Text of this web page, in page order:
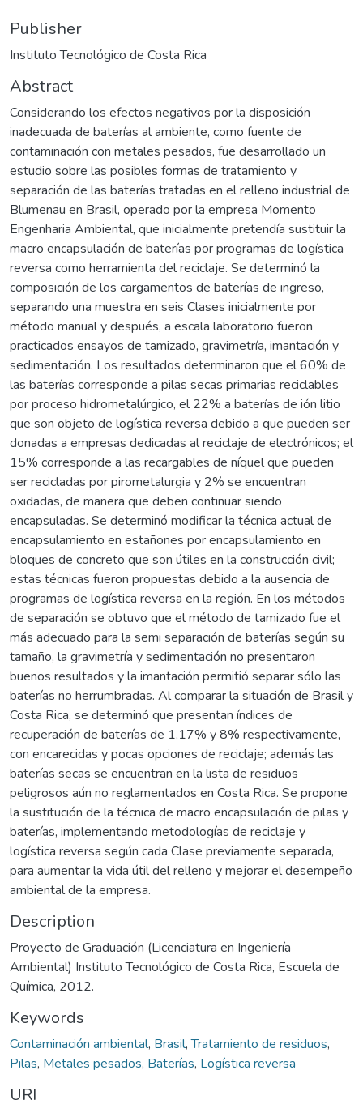
Publisher
Instituto Tecnológico de Costa Rica
Abstract
Considerando los efectos negativos por la disposición
inadecuada de baterías al ambiente, como fuente de
contaminación con metales pesados, fue desarrollado un
estudio sobre las posibles formas de tratamiento y
separación de las baterías tratadas en el relleno industrial de
Blumenau en Brasil, operado por la empresa Momento
Engenharia Ambiental, que inicialmente pretendía sustituir la
macro encapsulación de baterías por programas de logística
reversa como herramienta del reciclaje. Se determinó la
composición de los cargamentos de baterías de ingreso,
separando una muestra en seis Clases inicialmente por
método manual y después, a escala laboratorio fueron
practicados ensayos de tamizado, gravimetría, imantación y
sedimentación. Los resultados determinaron que el 60% de
las baterías corresponde a pilas secas primarias reciclables
por proceso hidrometalúrgico, el 22% a baterías de ión litio
que son objeto de logística reversa debido a que pueden ser
donadas a empresas dedicadas al reciclaje de electrónicos; el
15% corresponde a las recargables de níquel que pueden
ser recicladas por pirometalurgia y 2% se encuentran
oxidadas, de manera que deben continuar siendo
encapsuladas. Se determinó modificar la técnica actual de
encapsulamiento en estañones por encapsulamiento en
bloques de concreto que son útiles en la construcción civil;
estas técnicas fueron propuestas debido a la ausencia de
programas de logística reversa en la región. En los métodos
de separación se obtuvo que el método de tamizado fue el
más adecuado para la semi separación de baterías según su
tamaño, la gravimetría y sedimentación no presentaron
buenos resultados y la imantación permitió separar sólo las
baterías no herrumbradas. Al comparar la situación de Brasil y
Costa Rica, se determinó que presentan índices de
recuperación de baterías de 1,17% y 8% respectivamente,
con encarecidas y pocas opciones de reciclaje; además las
baterías secas se encuentran en la lista de residuos
peligrosos aún no reglamentados en Costa Rica. Se propone
la sustitución de la técnica de macro encapsulación de pilas y
baterías, implementando metodologías de reciclaje y
logística reversa según cada Clase previamente separada,
para aumentar la vida útil del relleno y mejorar el desempeño
ambiental de la empresa.
Description
Proyecto de Graduación (Licenciatura en Ingeniería
Ambiental) Instituto Tecnológico de Costa Rica, Escuela de
Química, 2012.
Keywords
Contaminación ambiental, Brasil,Tratamiento de residuos,
Pilas, Metales pesados, Baterías, Logística reversa
URI